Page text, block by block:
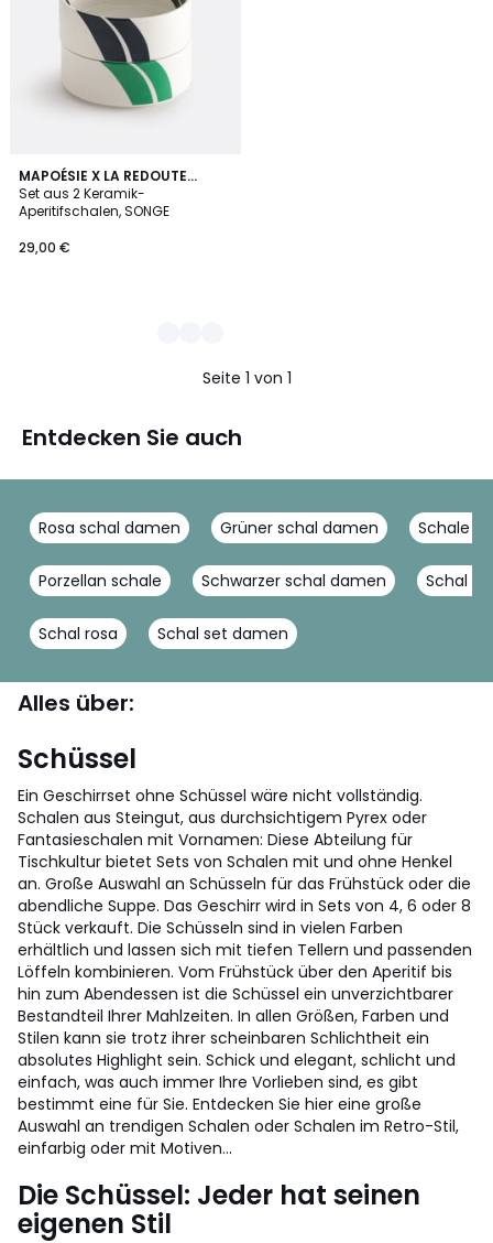
MAPOÉSIE X LA REDOUTE
INTÉRIEURS
Set aus 2 Keramik-
Aperitifschalen, SONGE
29,00 €
2
Farben
Seite 1 von 1
Entdecken Sie auch
Rosa schal damen Grüner schal damen Schale
Porzellan schale Schwarzer schal damen Schal
Schal rosa Schal set damen
Alles über:
Schüssel
Ein Geschirrset ohne Schüssel wäre nicht vollständig.
Schalen aus Steingut, aus durchsichtigem Pyrex oder
Fantasieschalen mit Vornamen: Diese Abteilung für
Tischkultur bietet Sets von Schalen mit und ohne Henkel
an. Große Auswahl an Schüsseln für das Frühstück oder die
abendliche Suppe. Das Geschirr wird in Sets von 4, 6 oder 8
Stück verkauft. Die Schüsseln sind in vielen Farben
erhältlich und lassen sich mit tiefen Tellern und passenden
Löffeln kombinieren. Vom Frühstück über den Aperitif bis
hin zum Abendessen ist die Schüssel ein unverzichtbarer
Bestandteil Ihrer Mahlzeiten. In allen Größen, Farben und
Stilen kann sie trotz ihrer scheinbaren Schlichtheit ein
absolutes Highlight sein. Schick und elegant, schlicht und
einfach, was auch immer Ihre Vorlieben sind, es gibt
bestimmt eine für Sie. Entdecken Sie hier eine große
Auswahl an trendigen Schalen oder Schalen im Retro-Stil,
einfarbig oder mit Motiven...
Die Schüssel: Jeder hat seinen
eigenen Stil